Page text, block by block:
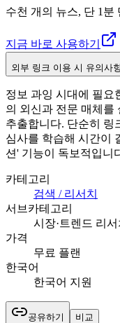
수천 개의 뉴스, 단 1분
지금 바로 사용하기
외부 링크 이용 시 유의사
정보 과잉 시대에 필요
의 외신과 전문 매체를
추출합니다. 단순히 링
심사를 학습해 시간이
션' 기능이 독보적입니
카테고리
검색 / 리서치
서브카테고리
시장·트렌드 리서
가격
무료 플랜
한국어
한국어 지원
공유하기 비교